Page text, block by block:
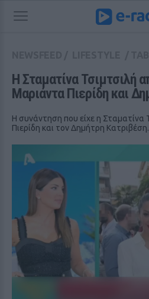
Η Σταματίνα Τσιμτσιλή
Μαριάντα Πιερίδη και
Η συνάντηση που είχε η Σταματίνα
Πιερίδη και τον Δημήτρη Κατριβέση.